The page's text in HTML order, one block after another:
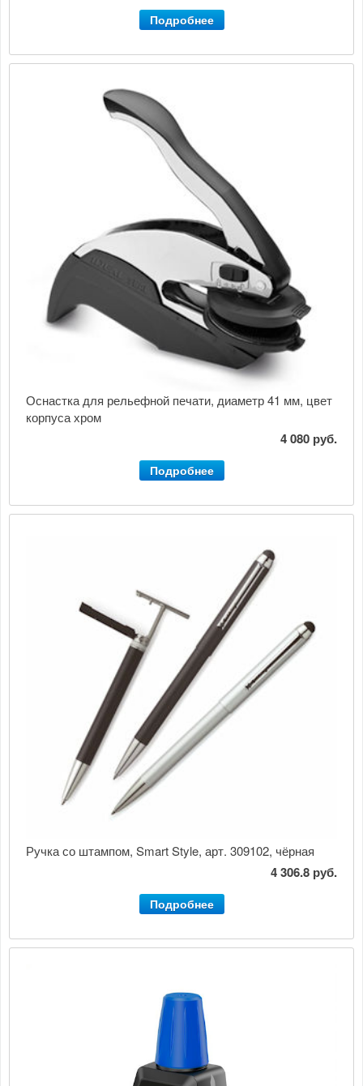
Подробнее
Оснастка для рельефной печати, диаметр 41 мм, цвет
корпуса хром
4 080 руб.
Подробнее
Ручка со штампом, Smart Style, арт. 309102, чёрная
4 306.8 руб.
Подробнее